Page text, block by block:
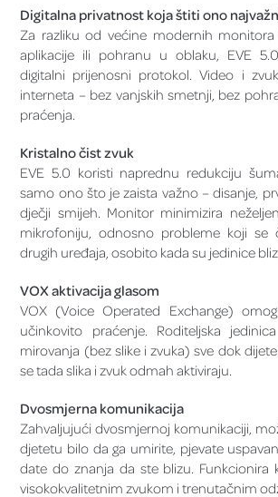
Digitalna privatnost koja štiti ono
Za razliku od većine modernih monitora
aplikacije ili pohranu u oblaku, EVE
digitalni prijenosni protokol. Video i
interneta – bez vanjskih smetnji, bez
praćenja.
Kristalno čist zvuk
EVE 5.0 koristi naprednu redukciju
samo ono što je zaista važno – disanje,
dječji smijeh. Monitor minimizira
mikrofoniju, odnosno probleme koji se
drugih uređaja, osobito kada su jedinice
VOX aktivacija glasom
VOX (Voice Operated Exchange)
učinkovito praćenje. Roditeljska
mirovanja (bez slike i zvuka) sve dok
se tada slika i zvuk odmah aktiviraju.
Dvosmjerna komunikacija
Zahvaljujući dvosmjernoj komunikaciji,
djetetu bilo da ga umirite, pjevate
date do znanja da ste blizu. Funkcionira
visokokvalitetnim zvukom i trenutačnim